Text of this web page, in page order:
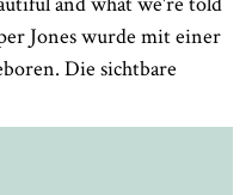
Jones wurde mit einer
Die sichtbare